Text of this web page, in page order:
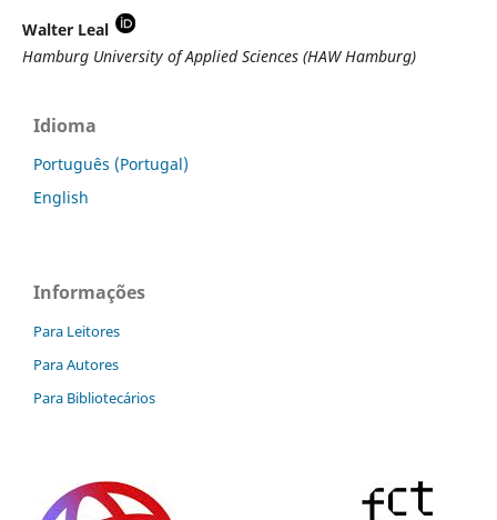
Walter Leal
Hamburg University of Applied Sciences (HAW Hamburg)
Idioma
Português (Portugal)
English
Informações
Para Leitores
Para Autores
Para Bibliotecários